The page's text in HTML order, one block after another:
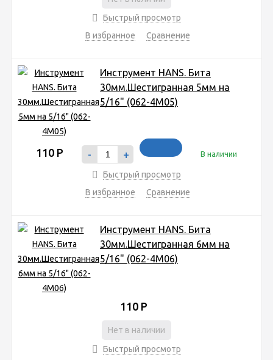
Быстрый просмотр
В избранное
Сравнение
Инструмент HANS. Бита
30мм.Шестигранная 5мм на
5/16" (062-4М05)
110 Р - + В наличии
Быстрый просмотр
В избранное
Сравнение
Инструмент HANS. Бита
30мм.Шестигранная 6мм на
5/16" (062-4М06)
110 Р
Нет в наличии
Быстрый просмотр